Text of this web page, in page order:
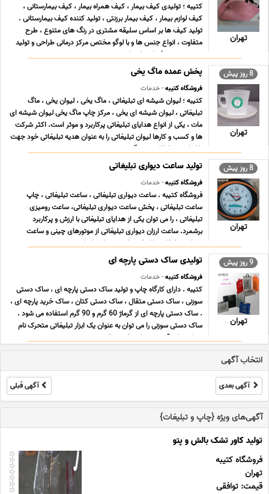
تهران
کتیبه ؛ تولیدی کیف بیمار ، کیف همراه بیمار ، کیف بیمارستانی ،
کیف لوازم بیمار ، کیف بیمار برزنتی ، تولید کننده کیف بیمارستانی .
تولید کیف ها بر اساس سلیقه مشتری در رنگ های متنوع ، طرح
متفاوت ، انواع جنس ها و با لوگو مختص مرکز درمانی طراحی و تولید
میشود. توجه فرمایید که با توجه ب ... ...
8 روز پیش
تهران
پخش عمده ماگ یخی
فروشگاه کتیبه- خدمات
کتیبه ؛ لیوان شیشه ای تبلیغاتی ، ماگ یخی ، لیوان یخی ، ماگ
تبلیغاتی ، لیوان شیشه ای یخی ، مرکز چاپ ماگ یخی لیوان شیشه ای
مات ، یکی از انواع هدایای تبلیغاتی پرکاربرد و موثر است. اکثر شرکت
ها و کسب و کارها لیوان تبلیغاتی را به عنوان هدیه تبلیغاتی خود جهت
بازاریابی و تبلیغات برمی گ ... ...
8 روز پیش
تهران
تولید ساعت دیواری تبلیغاتی
فروشگاه کتیبه- خدمات
فروشگاه کتیبه . ساعت دیواری تبلیغاتی ، ساعت تبلیغاتی ، چاپ
ساعت تبلیغاتی ، پخش ساعت دیواری تبلیغاتی، ساعت رومیزی
تبلیغاتی ، را می توان یکی از هدایای تبلیغاتی با ارزش و پرکاربرد
برشمرد. ساعت ارزان دیواری تبلیغاتی از موتورهای چینی و ساعت
دیواری تبلیغاتی با کیفیت از موتورهای تایوان ... ...
9 روز پیش
تهران
تولیدی ساک دستی پارچه ای
فروشگاه کتیبه- خدمات
کتیبه . دارای کارگاه چاپ و تولید ساک دستی پارچه ای ، ساک دستی
سوزنی ، ساک دستی متقال ، ساک دستی کتان ، ساک خرید پارچه ای ،
. ساک دستی پارچه ای از گرماژ 60 گرم و 90 گرم استفاده می شود .
ساک دستی سوزنی را می توان به عنوان یک ابزار تبلیغاتی متحرک نام
برد که چاپ آن به وسیله چاپ سیلک ... ...
انتخاب آگهی
آگهی بعدی آگهی قبلی
آگهی‌های ویژه {چاپ و تبلیغات}
تولید کاور تشک بالش و پتو
فروشگاه کتیبه
تهران
قیمت: توافقی